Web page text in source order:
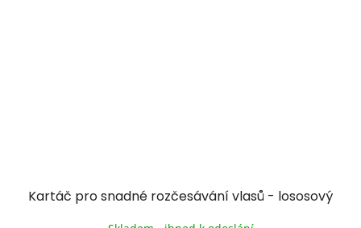
Kartáč pro snadné rozčesávání vlasů - lososový